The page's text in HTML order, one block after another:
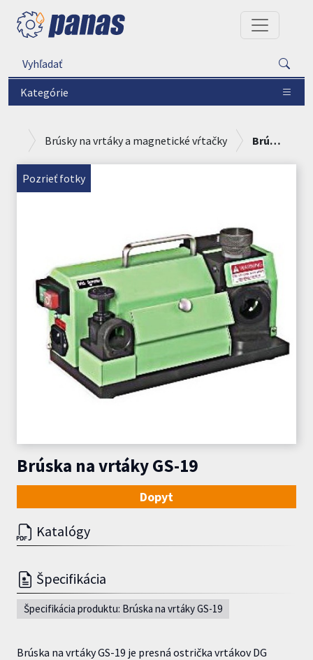
Kategórie
Brúsky na vrtáky a magnetické vŕtačky Brúsky na vrtáky v cene už od 730,00 EUR bez DPH
Pozrieť fotky
Brúska na vrtáky GS-19
Dopyt
Katalógy
Špecifikácia
Špecifikácia produktu: Brúska na vrtáky GS-19
Brúska na vrtáky GS-19 je presná ostrička vrtákov DG